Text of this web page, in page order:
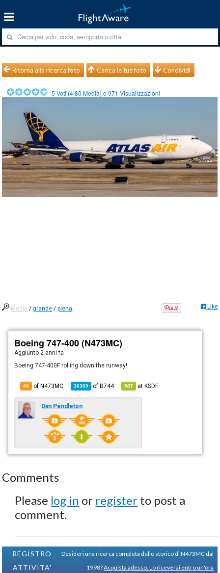
Ritorna alla ricerca foto Carica le tue foto Condividi
5 Voti (4.80 Media) e971 Visualizzazioni
Media /grande /piena Like
Boeing 747-400 (N473MC)
Aggiunto 2 anni fa
Boeing 747-400F rolling down the runway!
44 of N473MC 36369 ofB744 587 atKSDF
Dan Pendleton
Comments
Please log in or register to post a
comment.
REGISTRO
ATTIVITA'
Desideri una ricerca completa dello storico di N473MC dal
1998?Acquista adesso. Lo riceverai entro un'ora